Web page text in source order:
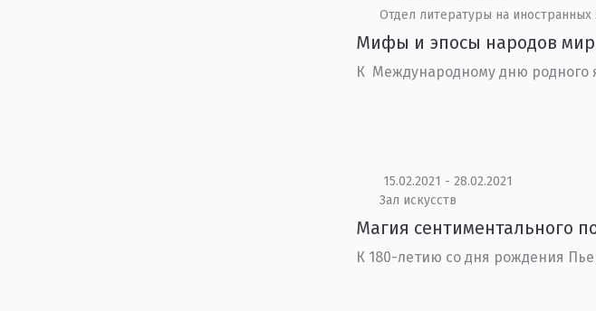
Отдел литературы на иностранных
Мифы и эпосы народов
К Международному дню родного
15.02.2021 - 28.02.2021
Зал искусств
Магия сентиментального
К 180-летию со дня рождения